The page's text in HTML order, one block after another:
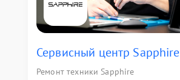
Сервисный центр Sapphire
Ремонт техники Sapphire